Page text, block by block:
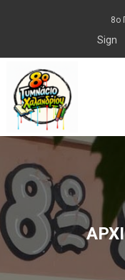
8ο
Sign